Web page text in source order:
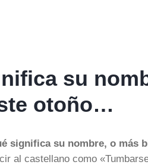
su
otoño…
significa su nombre, o más
al castellano como